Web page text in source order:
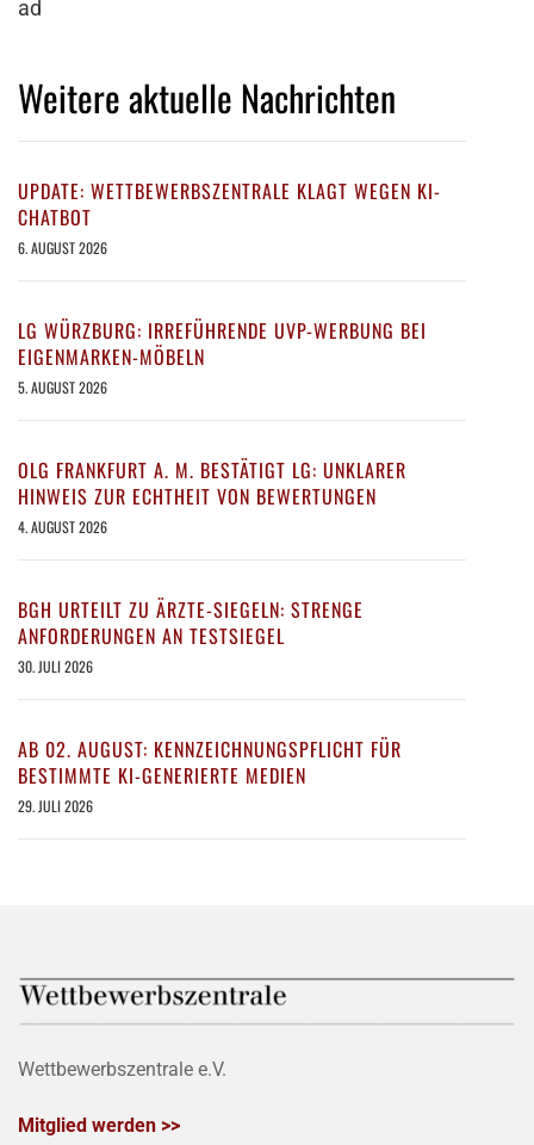
ad
Weitere aktuelle Nachrichten
UPDATE: WETTBEWERBSZENTRALE KLAGT WEGEN KI-
CHATBOT
6. AUGUST 2026
LG WÜRZBURG: IRREFÜHRENDE UVP-WERBUNG BEI
EIGENMARKEN-MÖBELN
5. AUGUST 2026
OLG FRANKFURT A. M. BESTÄTIGT LG: UNKLARER
HINWEIS ZUR ECHTHEIT VON BEWERTUNGEN
4. AUGUST 2026
BGH URTEILT ZU ÄRZTE-SIEGELN: STRENGE
ANFORDERUNGEN AN TESTSIEGEL
30. JULI 2026
AB 02. AUGUST: KENNZEICHNUNGSPFLICHT FÜR
BESTIMMTE KI-GENERIERTE MEDIEN
29. JULI 2026
Wettbewerbszentrale e.V.
Mitglied werden >>